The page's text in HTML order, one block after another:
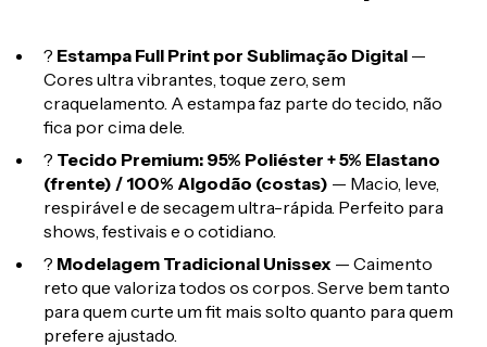
? Estampa Full Print por Sublimação Digital —
Cores ultra vibrantes, toque zero, sem
craquelamento. A estampa faz parte do tecido, não
fica por cima dele.
? Tecido Premium: 95% Poliéster + 5% Elastano
(frente) / 100% Algodão (costas) — Macio, leve,
respirável e de secagem ultra-rápida. Perfeito para
shows, festivais e o cotidiano.
? Modelagem Tradicional Unissex — Caimento
reto que valoriza todos os corpos. Serve bem tanto
para quem curte um fit mais solto quanto para quem
prefere ajustado.